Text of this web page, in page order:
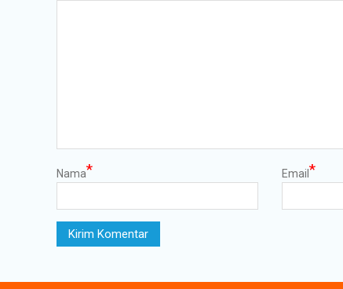
Nama* Email *